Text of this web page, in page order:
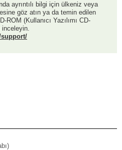
ayrıntılı bilgi için ülkeniz veya
göz atın ya da temin edilen
ROM (Kullanıcı Yazılımı CD-
inceleyin.